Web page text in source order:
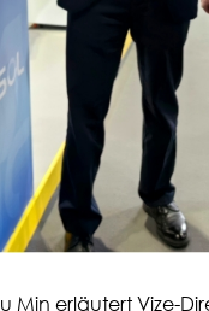
erläutert Vize-